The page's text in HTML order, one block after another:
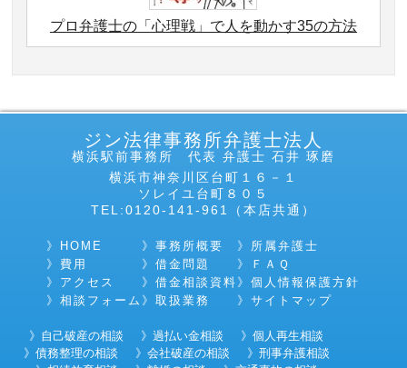
プロ弁護士の「心理戦」で人を動かす35の方法
ジン法律事務所弁護士法人
横浜駅前事務所 代表 弁護士 石井 琢磨
横浜市神奈川区台町１６－１
ソレイユ台町８０５
TEL:0120-141-961（本店共通）
HOME
費用
アクセス
相談フォーム
事務所概要
借金問題
借金相談資料
取扱業務
所属弁護士
ＦＡＱ
個人情報保護方針
サイトマップ
自己破産の相談 過払い金相談
個人再生相談
債務整理の相談
会社破産の相談
刑事弁護相談